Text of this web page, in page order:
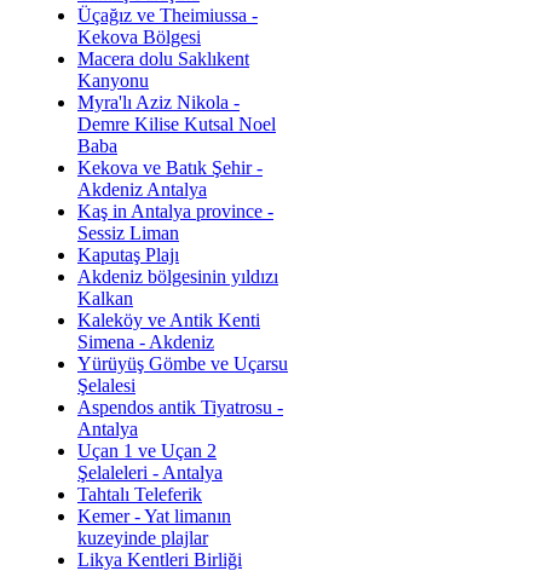
Üçağız ve Theimiussa -
Kekova Bölgesi
Macera dolu Saklıkent
Kanyonu
Myra'lı Aziz Nikola -
Demre Kilise Kutsal Noel
Baba
Kekova ve Batık Şehir -
Akdeniz Antalya
Kaş in Antalya province -
Sessiz Liman
Kaputaş Plajı
Akdeniz bölgesinin yıldızı
Kalkan
Kaleköy ve Antik Kenti
Simena - Akdeniz
Yürüyüş Gömbe ve Uçarsu
Şelalesi
Aspendos antik Tiyatrosu -
Antalya
Uçan 1 ve Uçan 2
Şelaleleri - Antalya
Tahtalı Teleferik
Kemer - Yat limanın
kuzeyinde plajlar
Likya Kentleri Birliği